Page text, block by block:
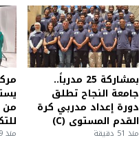
بمشاركة 25 مدرباً..
جامعة النجاح تطلق
دورة إعداد مدربي كرة
القدم المستوى (C)
منذ 51 دقيقة
من
منذ 9 دقيقة